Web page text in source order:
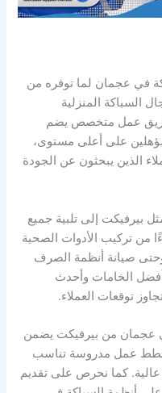
في عجمان لما توفره من
السباكة المنزلية
بفريق عمل متخصص يضم
على أعلى مستوى،
الذين يبحثون عن الجودة
إلى تلبية جميع
من تركيب الأدوات الصحية
صيانة أنظمة الصرف
الخامات وأحدث
توقعات العملاء.
عجمان من بيرفيكت يضمن
خطط عمل مدروسة تناسب
كما نحرص على تقديم